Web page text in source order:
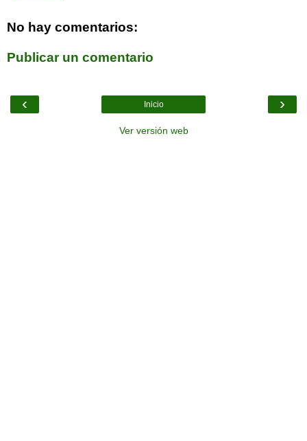
No hay comentarios:
Publicar un comentario
‹ ›
Inicio
Ver versión web